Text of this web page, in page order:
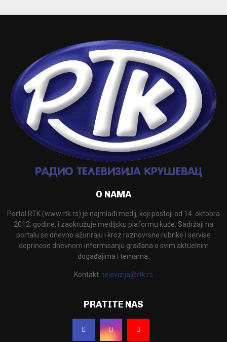
O NAMA
Portal RTK (www.rtk.rs) je najmlađi medij, koji postoji od 14. oktobra
2012. godine, i zaokružuje medijsku plaformu kuće. Sadržaji na
portalu se dnevno ažuriraju i kroz raznovrsne rubrike i servise
doprinose dnevnom informisanju građana o svim aktuelnim
događajima i temama.
Kontakt: televizija@rtk.rs
PRATITE NAS